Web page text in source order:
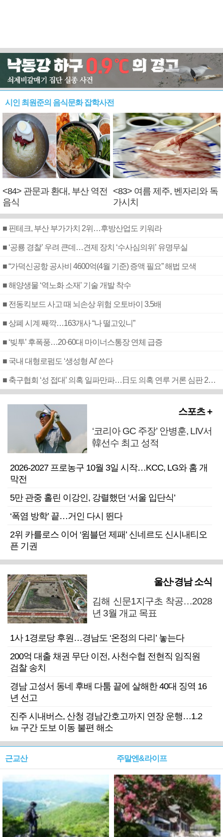
시인 최원준의 음식문화 잡학사전
<84> 관문과 환대, 부산 역전
음식
<83> 여름 제주, 벤자리와 독
가시치
■ 핀테크, 부산 부가가치 2위…후방산업도 키워라
■ ‘공룡 경찰’ 우려 큰데…견제 장치 ‘수사심의위’ 유명무실
■ “가덕신공항 공사비 4600억(4월 기준) 증액 필요” 해법 모색
■ 해양생물 ‘역노화 소재’ 기술 개발 착수
■ 전동킥보드 사고 때 뇌손상 위험 오토바이 3.5배
■ 상폐 시계 째깍…163개사 “나 떨고있니”
■ ‘빚투’ 후폭풍…20·60대 마이너스통장 연체 급증
■ 국내 대형로펌도 ‘생성형 AI’ 쓴다
■ 축구협회 ‘성 접대’ 의혹 일파만파…日도 의혹 연루 거론 심판 2명 조사
스포츠 +
‘코리아 GC 주장’ 안병훈, LIV서
韓선수 최고 성적
2026-2027 프로농구 10월 3일 시작…KCC, LG와 홈 개
막전
5만 관중 홀린 이강인, 강렬했던 ‘서울 입단식’
‘폭염 방학’ 끝…거인 다시 뛴다
2위 카를로스 이어 ‘윔블던 제패’ 신네르도 신시내티오
픈 기권
울산·경남 소식
김해 신문1지구초 착공…2028
년 3월 개교 목표
1사 1경로당 후원…경남도 ‘온정의 다리’ 놓는다
200억 대출 채권 무단 이전, 사천수협 전현직 임직원
검찰 송치
경남 고성서 동네 후배 다툼 끝에 살해한 40대 징역 16
년 선고
진주 시내버스, 산청 경남간호고까지 연장 운행…1.2
㎞ 구간 도보 이동 불편 해소
근교산 주말엔&라이프